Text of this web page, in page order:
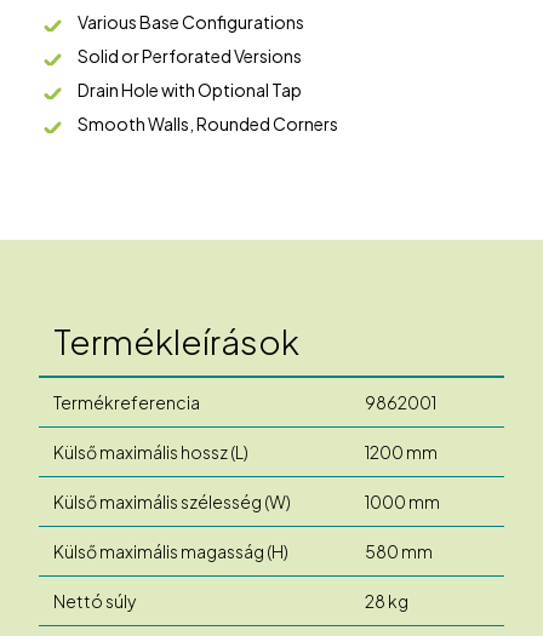
Various Base Configurations
Solid or Perforated Versions
Drain Hole with Optional Tap
Smooth Walls, Rounded Corners
Termékleírások
Termékreferencia 9862001
Külső maximális hossz (L) 1200 mm
Külső maximális szélesség (W) 1000 mm
Külső maximális magasság (H) 580 mm
Nettó súly 28 kg